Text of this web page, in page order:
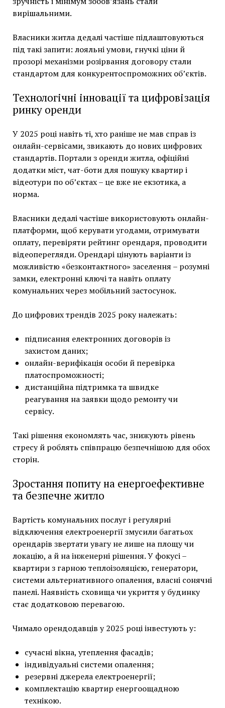
вирішальними.
Власники житла дедалі частіше підлаштовуються
під такі запити: лояльні умови, гнучкі ціни й
прозорі механізми розірвання договору стали
стандартом для конкурентоспроможних об’єктів.
Технологічні інновації та цифровізація
ринку оренди
У 2025 році навіть ті, хто раніше не мав справ із
онлайн-сервісами, звикають до нових цифрових
стандартів. Портали з оренди житла, офіційні
додатки міст, чат-боти для пошуку квартир і
відеотури по об’єктах – це вже не екзотика, а
норма.
Власники дедалі частіше використовують онлайн-
платформи, щоб керувати угодами, отримувати
оплату, перевіряти рейтинг орендаря, проводити
відеоперегляди. Орендарі цінують варіанти із
можливістю «безконтактного» заселення – розумні
замки, електронні ключі та навіть оплату
комунальних через мобільний застосунок.
До цифрових трендів 2025 року належать:
підписання електронних договорів із
захистом даних;
онлайн-верифікація особи й перевірка
платоспроможності;
дистанційна підтримка та швидке
реагування на заявки щодо ремонту чи
сервісу.
Такі рішення економлять час, знижують рівень
стресу й роблять співпрацю безпечнішою для обох
сторін.
Зростання попиту на енергоефективне
та безпечне житло
Вартість комунальних послуг і регулярні
відключення електроенергії змусили багатьох
орендарів звертати увагу не лише на площу чи
локацію, а й на інженерні рішення. У фокусі –
квартири з гарною теплоізоляцією, генератори,
системи альтернативного опалення, власні сонячні
панелі. Наявність сховища чи укриття у будинку
стає додатковою перевагою.
Чимало орендодавців у 2025 році інвестують у:
сучасні вікна, утеплення фасадів;
індивідуальні системи опалення;
резервні джерела електроенергії;
комплектацію квартир енергоощадною
технікою.